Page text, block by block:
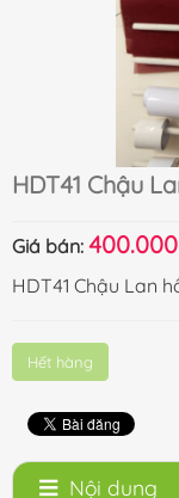
HDT41 Chậu
Giá bán:
HDT41 Chậu Lan
Hết hàng
Nội dung